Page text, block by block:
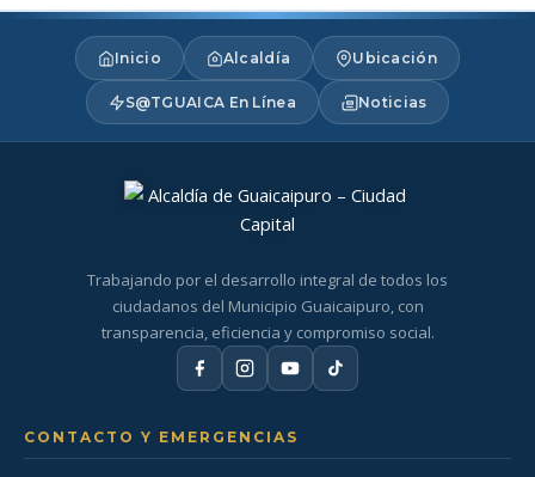
Inicio Alcaldía Ubicación
S@TGUAICA En Línea Noticias
Trabajando por el desarrollo integral de todos los
ciudadanos del Municipio Guaicaipuro, con
transparencia, eficiencia y compromiso social.
CONTACTO Y EMERGENCIAS